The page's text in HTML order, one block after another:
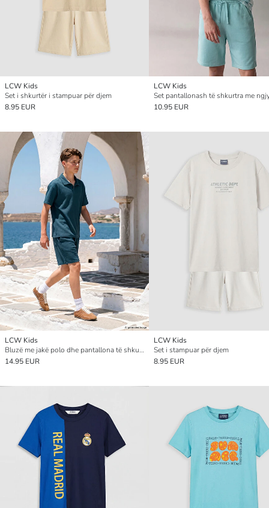
LCW Kids
Set i shkurtër i stampuar për djem
8.95 EUR
LCW Kids
10.95 EUR
LCW Kids
Bluzë me jakë polo dhe pantallona të shkurtra për djem
14.95 EUR
LCW Kids
Set i stampuar për djem
8.95 EUR